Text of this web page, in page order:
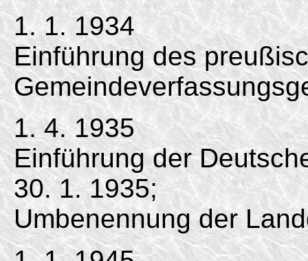
1. 1. 1934
Einführung des
1. 4. 1935
Einführung der
30. 1. 1935;
Umbenennung der